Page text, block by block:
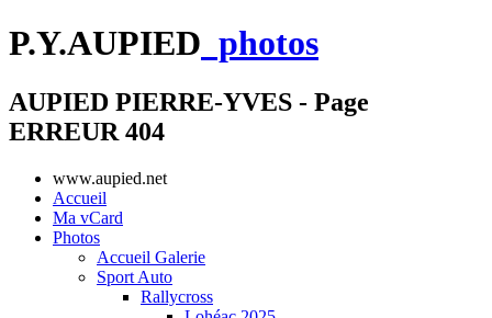
P.Y.AUPIED photos
AUPIED PIERRE-YVES - Page
ERREUR 404
www.aupied.net
Accueil
Ma vCard
Photos
Accueil Galerie
Sport Auto
Rallycross